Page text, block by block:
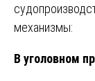
механизмы:
В уголовном